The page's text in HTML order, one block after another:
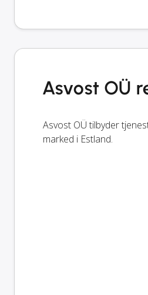
Asvost OÜ
Asvost OÜ tilbyder
marked i Estland.